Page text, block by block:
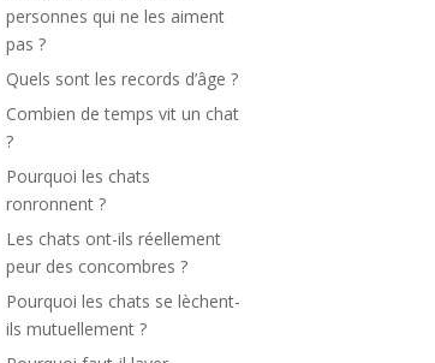
personnes qui ne les aiment
pas ?
Quels sont les records d’âge ?
Combien de temps vit un chat
?
Pourquoi les chats
ronronnent ?
Les chats ont-ils réellement
peur des concombres ?
Pourquoi les chats se lèchent-
ils mutuellement ?